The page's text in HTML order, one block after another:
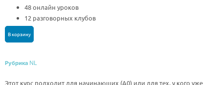
48 онлайн уроков
12 разговорных клубов
В корзину
Рубрика NL
Этот курс подходит для начинающих (A0) или для тех, у кого уже